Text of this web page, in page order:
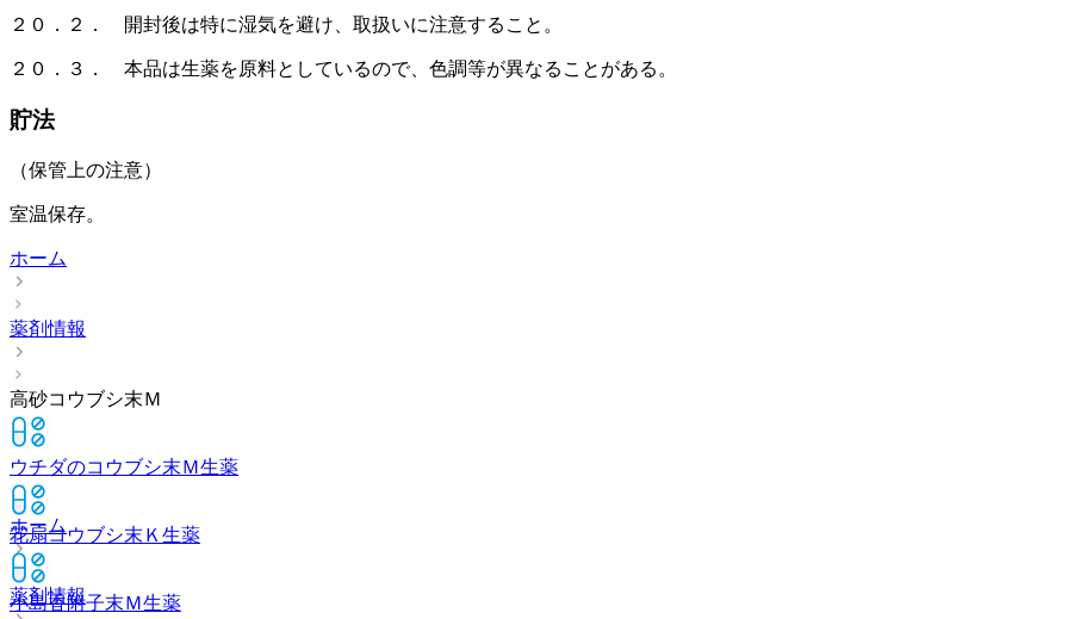
２０．２． 開封後は特に湿気を避け、取扱いに注意すること。
２０．３． 本品は生薬を原料としているので、色調等が異なることがある。
貯法
（保管上の注意）
室温保存。
ホーム
薬剤情報
高砂コウブシ末Ｍ
ウチダのコウブシ末Ｍ生薬
花扇コウブシ末Ｋ 生薬
小島香附子末Ｍ生薬
ホーム
薬剤情報